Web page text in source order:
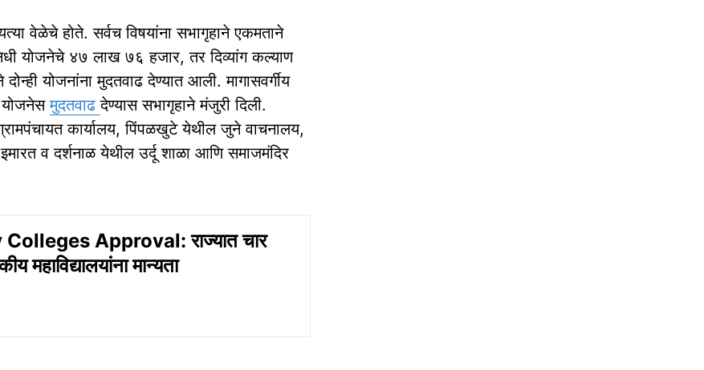
वेळेचे होते. सर्वच विषयांना सभागृहाने एकमताने
योजनेचे ४७ लाख ७६ हजार, तर दिव्यांग कल्याण
योजनांना मुदतवाढ देण्यात आली. मागासवर्गीय
योजनेसमुदतवाढदेण्यास सभागृहाने मंजुरी दिली.
कार्यालय, पिंपळखुटे येथील जुने वाचनालय,
व दर्शनाळ येथील उर्दू शाळा आणि समाजमंदिर
Approval: राज्यात चार
महाविद्यालयांना मान्यता